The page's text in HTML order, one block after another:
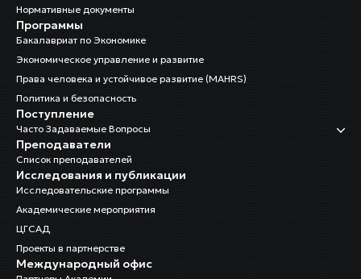
Нормативные документы
Программы
Бакалавриат по Экономике
Экономическое управление и развитие
Права человека и устойчивое развитие (MAHRS)
Политика и безопасность
Поступление
Часто Задаваемые Вопросы
Преподаватели
Список преподавателей
Исследования и публикации
Исследовательские программы
Академические мероприятия
ЦГСАД
Проекты в партнерстве
Международный офис